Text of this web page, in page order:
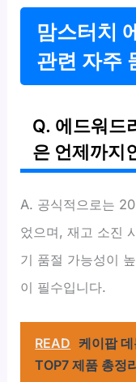
맘스터치
관련 자주
Q. 에드워드
은 언제까지
A. 공식적으로는
었으며, 재고 소진
기 품절 가능성이
이 필수입니다.
READ 케이팝
TOP7 제품 총정